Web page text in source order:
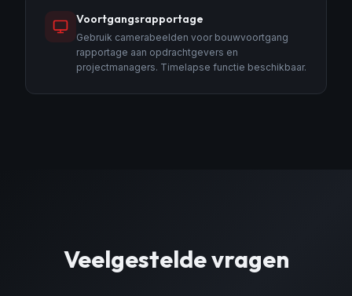
Voortgangsrapportage
Gebruik camerabeelden voor bouwvoortgang
rapportage aan opdrachtgevers en
projectmanagers. Timelapse functie beschikbaar.
Veelgestelde vragen